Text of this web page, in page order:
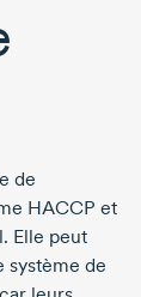
de
HACCP et
Elle peut
système de